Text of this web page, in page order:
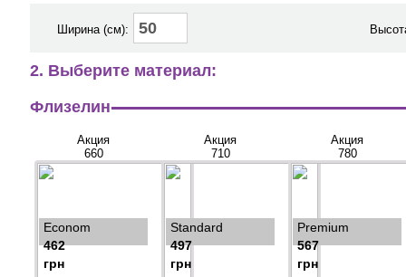
Ширина (см):
2. Выберите материал:
Флизелин
Акция
660
Econom
462
грн
Акция
710
Standard
497
грн
Акция
780
Premium
567
грн